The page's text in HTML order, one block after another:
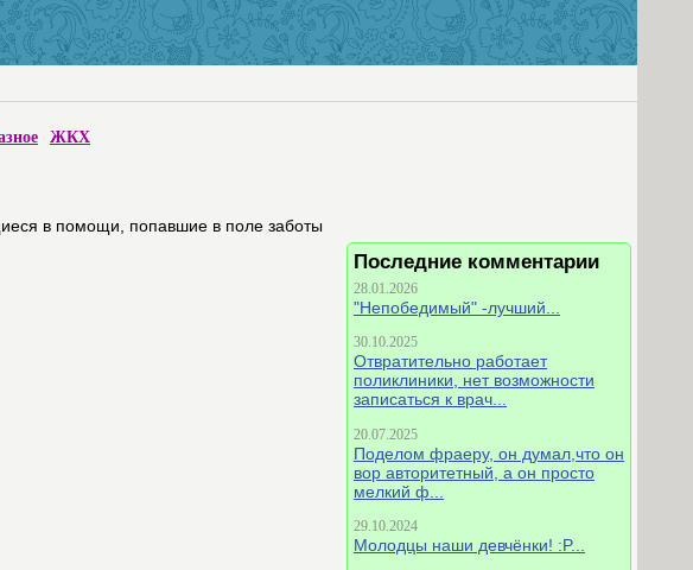
ЖКХ
Последние комментарии
28.01.2026
"Непобедимый" -лучший...
30.10.2025
Отвратительно работает
поликлиники, нет возможности
записаться к врач...
20.07.2025
Поделом фраеру, он думал,что он
вор авторитетный, а он просто
мелкий ф...
29.10.2024
Молодцы наши девчёнки! :P...
в помощи, попавшие в поле заботы